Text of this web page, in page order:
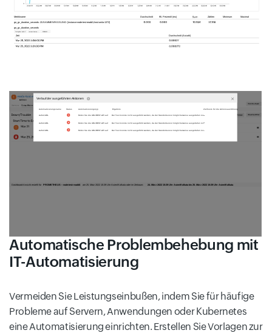
Automatische Problembehebung mit
IT-Automatisierung
Vermeiden Sie Leistungseinbußen, indem Sie für häufige
Probleme auf Servern, Anwendungen oder Kubernetes
eine Automatisierung einrichten. Erstellen Sie Vorlagen zur